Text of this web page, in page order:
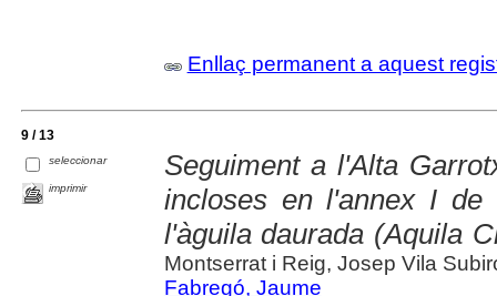
Enllaç permanent a aquest
9 / 13
seleccionar
imprimir
Seguiment a l'Alta
incloses en l'annex I
l'àguila daurada (Aquila
Montserrat i Reig, Josep Vila
Fabregó, Jaume